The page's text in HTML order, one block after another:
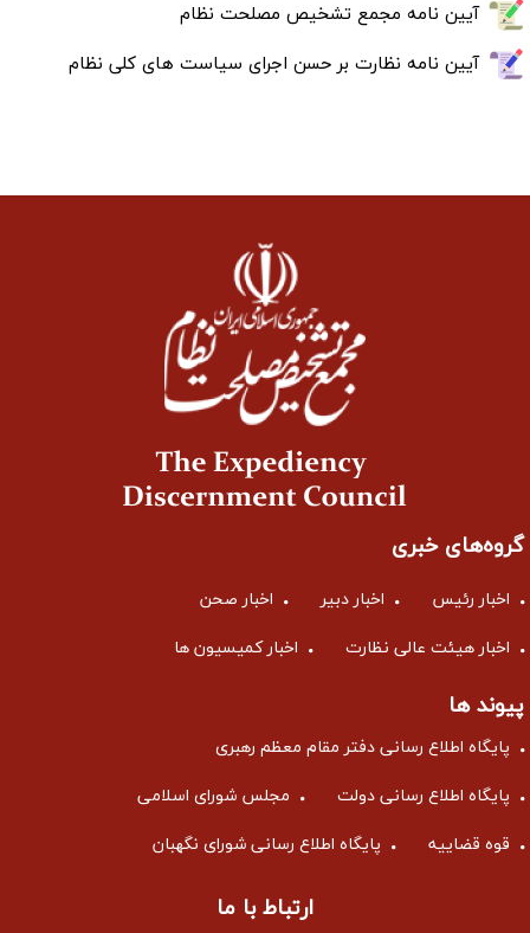
آیین نامه مجمع تشخیص مصلحت نظام
آیین نامه نظارت بر حسن اجرای سیاست های کلی نظام
گروه‌های خبری
اخبار رئیس اخبار دبیر اخبار صحن
اخبار هیئت عالی نظارت اخبار کمیسیون ها
پیوند ها
پایگاه اطلاع رسانی دفتر مقام معظم رهبری
پایگاه اطلاع رسانی دولت مجلس شورای اسلامی
قوه قضاییه پایگاه اطلاع رسانی شورای نگهبان
ارتباط با ما